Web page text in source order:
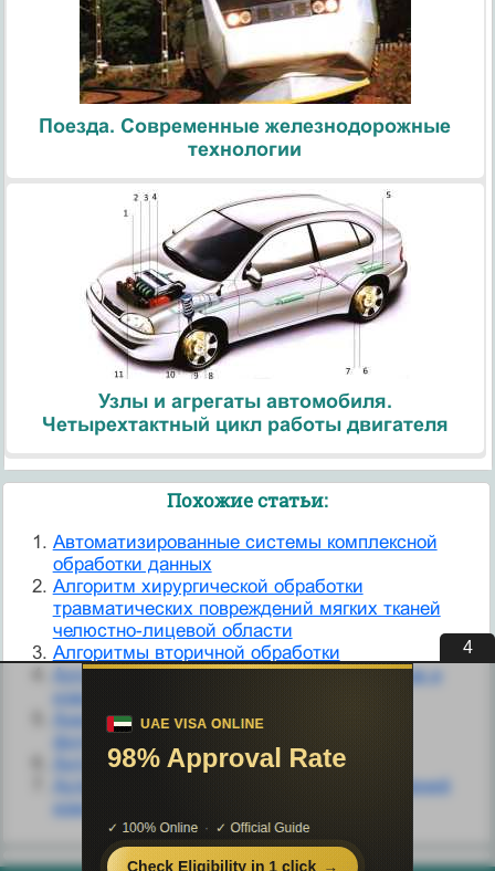
Поезда. Современные железнодорожные
технологии
Узлы и агрегаты автомобиля.
Четырехтактный цикл работы двигателя
Похожие статьи:
Автоматизированные системы комплексной
обработки данных
Алгоритм хирургической обработки
травматических повреждений мягких тканей
челюстно-лицевой области
Алгоритмы вторичной обработки
Алгоритмы первичной обработки сигналов и
извлечения информации
Анизотропные способы бессеребряной
фотографии
Антисептики для обработки раны
Аспекты хранения и обработки произведений
компьютерного творчества.
4